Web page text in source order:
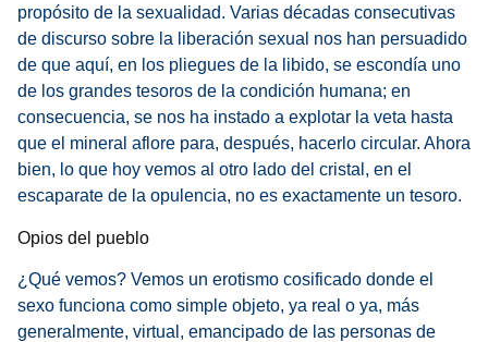
propósito de la sexualidad. Varias décadas consecutivas
de discurso sobre la liberación sexual nos han persuadido
de que aquí, en los pliegues de la libido, se escondía uno
de los grandes tesoros de la condición humana; en
consecuencia, se nos ha instado a explotar la veta hasta
que el mineral aflore para, después, hacerlo circular. Ahora
bien, lo que hoy vemos al otro lado del cristal, en el
escaparate de la opulencia, no es exactamente un tesoro.
Opios del pueblo
¿Qué vemos? Vemos un erotismo cosificado donde el
sexo funciona como simple objeto, ya real o ya, más
generalmente, virtual, emancipado de las personas de